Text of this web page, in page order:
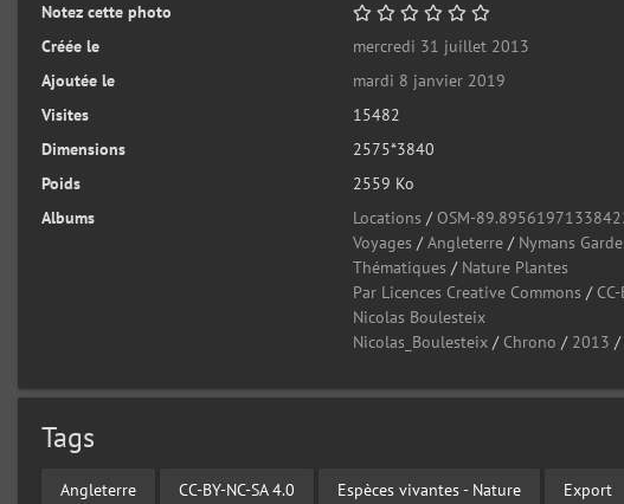
Notez cette photo
Créée le
mercredi 31 juillet 2013
Ajoutée le
mardi 8 janvier 2019
Visites
15482
Dimensions
2575*3840
Poids
2559 Ko
Albums
Locations / OSM-
Voyages /Angleterre / Nymans
Thématiques / Nature Plantes
Par Licences Creative Commons /
Nicolas Boulesteix
Nicolas_Boulesteix / Chrono / 2013
Tags
Angleterre CC-BY-NC-SA 4.0 Espèces vivantes - Nature Export